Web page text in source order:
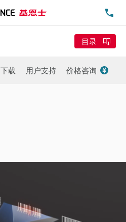
目录
下载 用户支持 价格咨询